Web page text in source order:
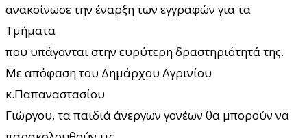
ανακοίνωσε την έναρξη των εγγραφών για τα
Τμήματα
που υπάγονται στην ευρύτερη δραστηριότητά της.
Με απόφαση του Δημάρχου Αγρινίου
κ.Παπαναστασίου
Γιώργου, τα παιδιά άνεργων γονέων θα μπορούν να